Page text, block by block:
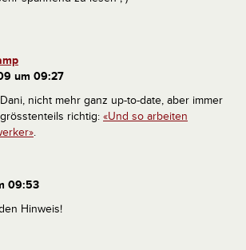
um 09:27
nicht mehr ganz up-to-date, aber immer
richtig: «Und so arbeiten
.
09:53
Hinweis!